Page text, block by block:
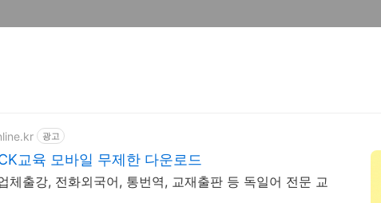
광고
교육 모바일 무제한 다운로드
체출강, 전화외국어, 통번역, 교재출판 등 독일어 전문 교